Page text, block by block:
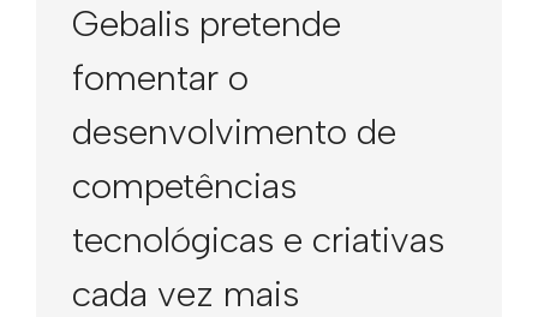
Gebalis pretende
fomentar o
desenvolvimento de
competências
tecnológicas e criativas
cada vez mais